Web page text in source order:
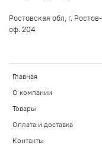
Главная
О компании
Товары
Оплата и доставка
Контакты
Ростовская обл, г.
оф. 204